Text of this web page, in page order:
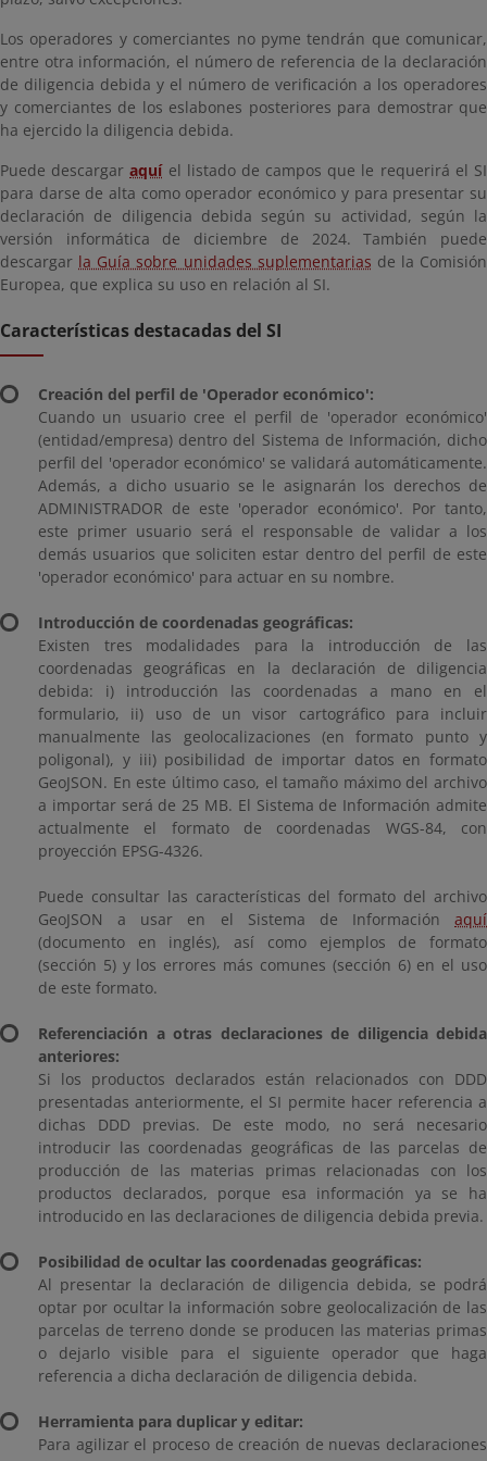
Los operadores y comerciantes no pyme tendrán que comunicar,
entre otra información, el número de referencia de la declaración
de diligencia debida y el número de verificación a los operadores
y comerciantes de los eslabones posteriores para demostrar que
ha ejercido la diligencia debida.
Puede descargaraquíel listado de campos que le requerirá el SI
para darse de alta como operador económico y para presentar su
declaración de diligencia debida según su actividad, según la
versión informática de diciembre de 2024. También puede
descargar la Guía sobre unidades suplementarias de la Comisión
Europea, que explica su uso en relación al SI.
Características destacadas del SI
Creación del perfil de 'Operador económico':
Cuando un usuario cree el perfil de 'operador económico'
(entidad/empresa) dentro del Sistema de Información, dicho
perfil del 'operador económico' se validará automáticamente.
Además, a dicho usuario se le asignarán los derechos de
ADMINISTRADOR de este 'operador económico'. Por tanto,
este primer usuario será el responsable de validar a los
demás usuarios que soliciten estar dentro del perfil de este
'operador económico' para actuar en su nombre.
Introducción de coordenadas geográficas:
Existen tres modalidades para la introducción de las
coordenadas geográficas en la declaración de diligencia
debida: i) introducción las coordenadas a mano en el
formulario, ii) uso de un visor cartográfico para incluir
manualmente las geolocalizaciones (en formato punto y
poligonal), y iii) posibilidad de importar datos en formato
GeoJSON. En este último caso, el tamaño máximo del archivo
a importar será de 25 MB. El Sistema de Información admite
actualmente el formato de coordenadas WGS-84, con
proyección EPSG-4326.
Puede consultar las características del formato del archivo
GeoJSON a usar en el Sistema de Información aquí
(documento en inglés), así como ejemplos de formato
(sección 5) y los errores más comunes (sección 6) en el uso
de este formato.
Referenciación a otras declaraciones de diligencia debida
anteriores:
Si los productos declarados están relacionados con DDD
presentadas anteriormente, el SI permite hacer referencia a
dichas DDD previas. De este modo, no será necesario
introducir las coordenadas geográficas de las parcelas de
producción de las materias primas relacionadas con los
productos declarados, porque esa información ya se ha
introducido en las declaraciones de diligencia debida previa.
Posibilidad de ocultar las coordenadas geográficas:
Al presentar la declaración de diligencia debida, se podrá
optar por ocultar la información sobre geolocalización de las
parcelas de terreno donde se producen las materias primas
o dejarlo visible para el siguiente operador que haga
referencia a dicha declaración de diligencia debida.
Herramienta para duplicar y editar:
Para agilizar el proceso de creación de nuevas declaraciones